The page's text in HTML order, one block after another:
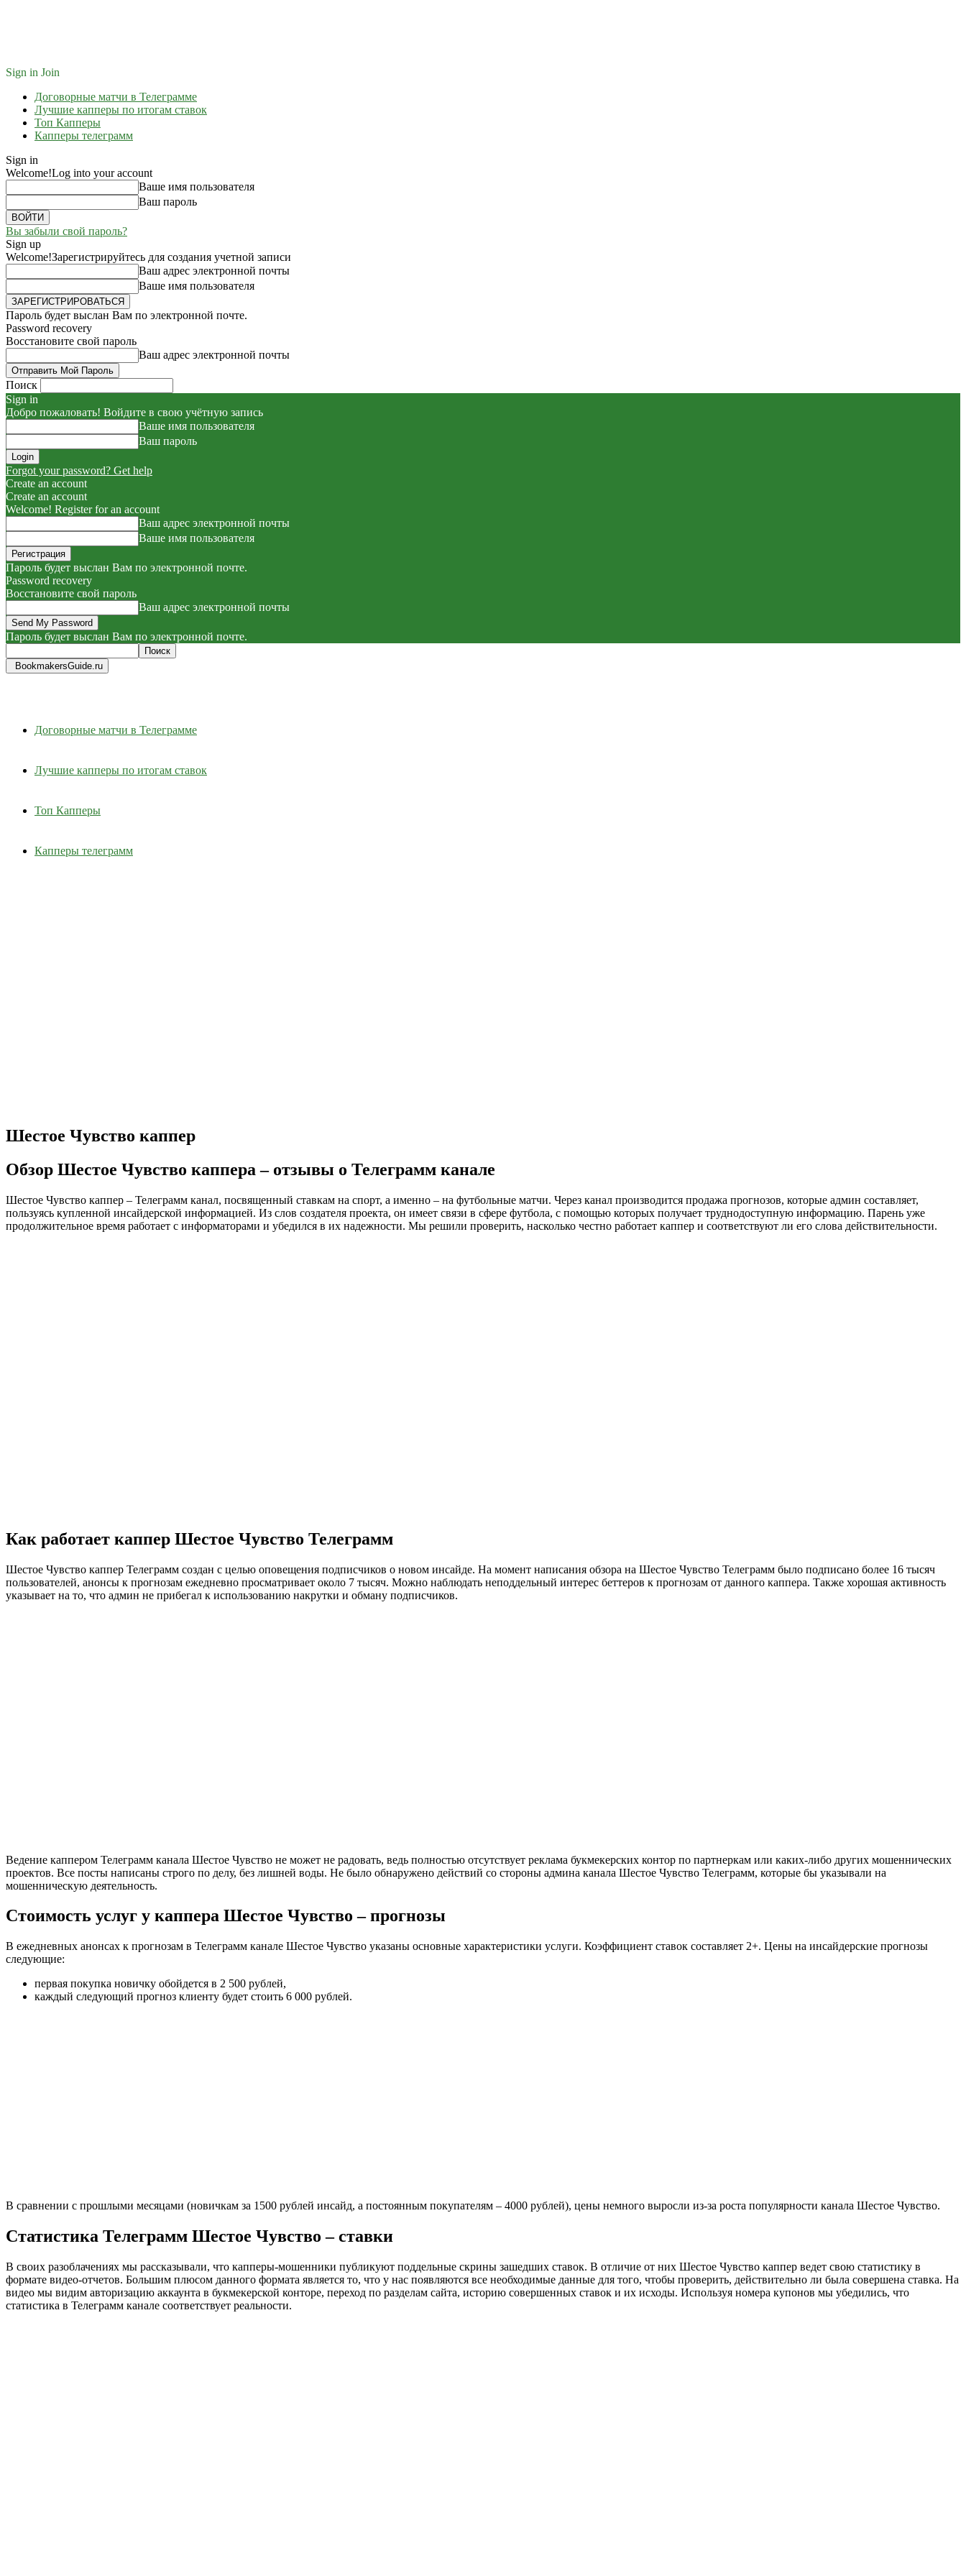
Sign in Join
Договорные матчи в Телеграмме
Лучшие капперы по итогам ставок
Топ Капперы
Капперы телеграмм
Sign in
Welcome!Log into your account
Ваше имя пользователя
Ваш пароль
Вы забыли свой пароль?
Sign up
Welcome!Зарегистрируйтесь для создания учетной записи
Ваш адрес электронной почты
Ваше имя пользователя
Пароль будет выслан Вам по электронной почте.
Password recovery
Восстановите свой пароль
Ваш адрес электронной почты
Поиск
Sign in
Добро пожаловать! Войдите в свою учётную запись
Ваше имя пользователя
Ваш пароль
Forgot your password? Get help
Create an account
Create an account
Welcome! Register for an account
Ваш адрес электронной почты
Ваше имя пользователя
Пароль будет выслан Вам по электронной почте.
Password recovery
Восстановите свой пароль
Ваш адрес электронной почты
Пароль будет выслан Вам по электронной почте.
BookmakersGuide.ru
Договорные матчи в Телеграмме
Лучшие капперы по итогам ставок
Топ Капперы
Капперы телеграмм
Шестое Чувство каппер
Обзор Шестое Чувство каппера – отзывы о Телеграмм канале
Шестое Чувство каппер – Телеграмм канал, посвященный ставкам на спорт, а именно – на футбольные матчи. Через канал производится продажа прогнозов, которые админ составляет,
пользуясь купленной инсайдерской информацией. Из слов создателя проекта, он имеет связи в сфере футбола, с помощью которых получает труднодоступную информацию. Парень уже
продолжительное время работает с информаторами и убедился в их надежности. Мы решили проверить, насколько честно работает каппер и соответствуют ли его слова действительности.
Как работает каппер Шестое Чувство Телеграмм
Шестое Чувство каппер Телеграмм создан с целью оповещения подписчиков о новом инсайде. На момент написания обзора на Шестое Чувство Телеграмм было подписано более 16 тысяч
пользователей, анонсы к прогнозам ежедневно просматривает около 7 тысяч. Можно наблюдать неподдельный интерес беттеров к прогнозам от данного каппера. Также хорошая активность
указывает на то, что админ не прибегал к использованию накрутки и обману подписчиков.
Ведение каппером Телеграмм канала Шестое Чувство не может не радовать, ведь полностью отсутствует реклама букмекерских контор по партнеркам или каких-либо других мошеннических
проектов. Все посты написаны строго по делу, без лишней воды. Не было обнаружено действий со стороны админа канала Шестое Чувство Телеграмм, которые бы указывали на
мошенническую деятельность.
Стоимость услуг у каппера Шестое Чувство – прогнозы
В ежедневных анонсах к прогнозам в Телеграмм канале Шестое Чувство указаны основные характеристики услуги. Коэффициент ставок составляет 2+. Цены на инсайдерские прогнозы
следующие:
первая покупка новичку обойдется в 2 500 рублей,
каждый следующий прогноз клиенту будет стоить 6 000 рублей.
В сравнении с прошлыми месяцами (новичкам за 1500 рублей инсайд, а постоянным покупателям – 4000 рублей), цены немного выросли из-за роста популярности канала Шестое Чувство.
Статистика Телеграмм Шестое Чувство – ставки
В своих разоблачениях мы рассказывали, что капперы-мошенники публикуют поддельные скрины зашедших ставок. В отличие от них Шестое Чувство каппер ведет свою статистику в
формате видео-отчетов. Большим плюсом данного формата является то, что у нас появляются все необходимые данные для того, чтобы проверить, действительно ли была совершена ставка. На
видео мы видим авторизацию аккаунта в букмекерской конторе, переход по разделам сайта, историю совершенных ставок и их исходы. Используя номера купонов мы убедились, что
статистика в Телеграмм канале соответствует реальности.